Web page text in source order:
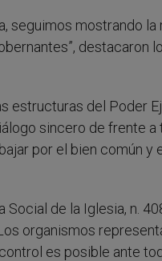
seguimos mostrando la
destacaron
estructuras del Poder
sincero de frente a
por el bien común y
de la Iglesia, n.
organismos
es posible ante